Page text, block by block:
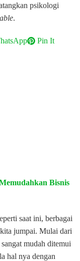
psikologi
.
Pin It
Bisnis
saat ini, berbagai
jumpai. Mulai dari
mudah ditemui
hal nya dengan